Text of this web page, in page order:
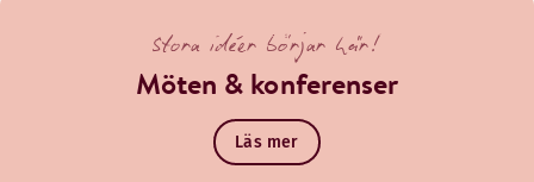
Stora idéer börjar här!
Möten & konferenser
Läs mer